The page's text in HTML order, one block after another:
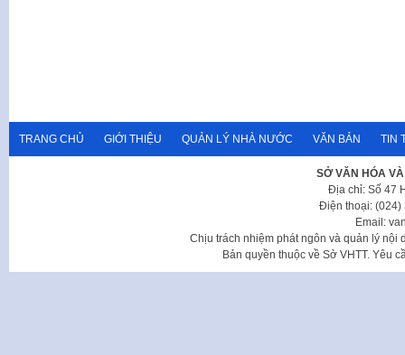
TRANG CHỦ GIỚI THIỆU QUẢN LÝ NHÀ NƯỚC VĂN BẢN TIN
SỞ VĂN HÓA
Địa chỉ: Số 47
Điện thoại: (024)
Email:
Chịu trách nhiệm phát ngôn và quản lý nội
Bản quyền thuộc về Sở VHTT. Yêu